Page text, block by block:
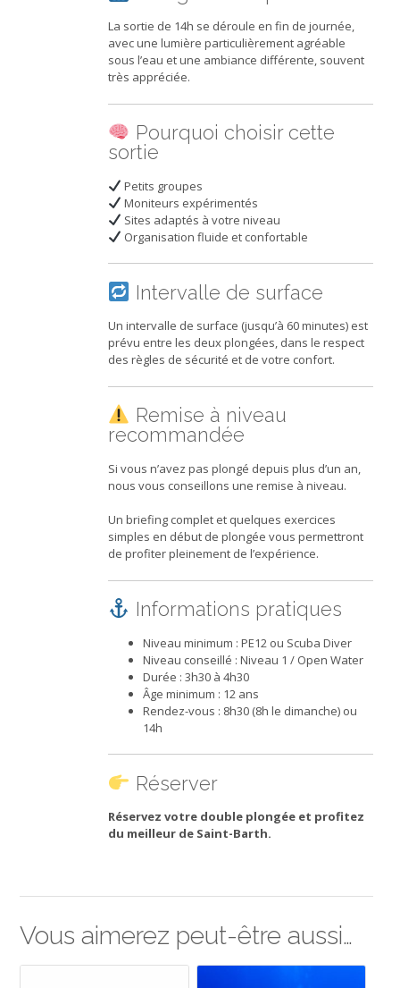
La sortie de 14h se déroule en fin de journée,
avec une lumière particulièrement agréable
sous l’eau et une ambiance différente, souvent
très appréciée.
Pourquoi choisir cette
sortie
Petits groupes
Moniteurs expérimentés
Sites adaptés à votre niveau
Organisation fluide et confortable
Intervalle de surface
Un intervalle de surface (jusqu’à 60 minutes) est
prévu entre les deux plongées, dans le respect
des règles de sécurité et de votre confort.
Remise à niveau
recommandée
Si vous n’avez pas plongé depuis plus d’un an,
nous vous conseillons une remise à niveau.
Un briefing complet et quelques exercices
simples en début de plongée vous permettront
de profiter pleinement de l’expérience.
Informations pratiques
Niveau minimum : PE12 ou Scuba Diver
Niveau conseillé : Niveau 1 / Open Water
Durée : 3h30 à 4h30
Âge minimum : 12 ans
Rendez-vous : 8h30 (8h le dimanche) ou
14h
Réserver
Réservez votre double plongée et profitez
du meilleur de Saint-Barth.
Vous aimerez peut-être aussi…